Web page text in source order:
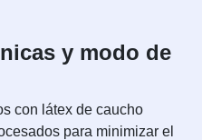
y modo de
con látex de caucho
para minimizar el